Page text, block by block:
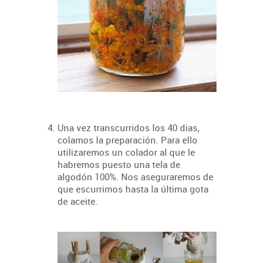
Una vez transcurridos los 40 dias,
colamos la preparación. Para ello
utilizaremos un colador al que le
habremos puesto una tela de
algodón 100%. Nos aseguraremos de
que escurrimos hasta la última gota
de aceite.